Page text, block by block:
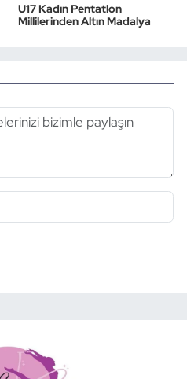
U17 Kadın Pentatlon
Millilerinden Altın Madalya